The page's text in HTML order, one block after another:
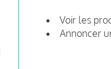
Voir les
Annoncer